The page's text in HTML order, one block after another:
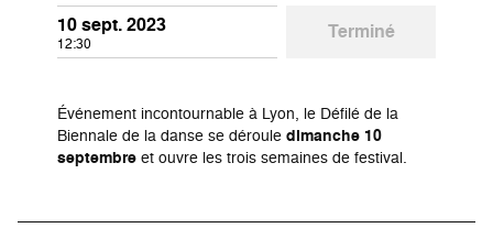
10 sept. 2023
12:30 Terminé
Événement incontournable à Lyon, le Défilé de la
Biennale de la danse se déroule dimanche 10
septembre et ouvre les trois semaines de festival.